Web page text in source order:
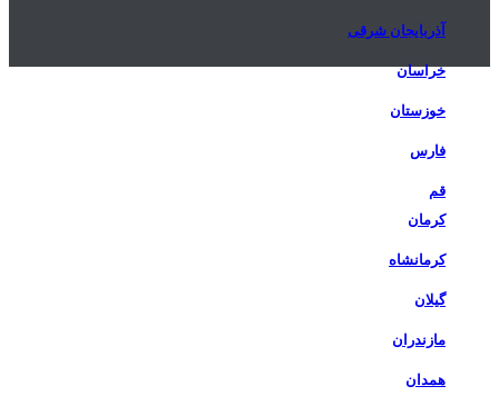
آذربایجان شرقی
خراسان
خوزستان
فارس
قم
کرمان
کرمانشاه
گیلان
مازندران
همدان